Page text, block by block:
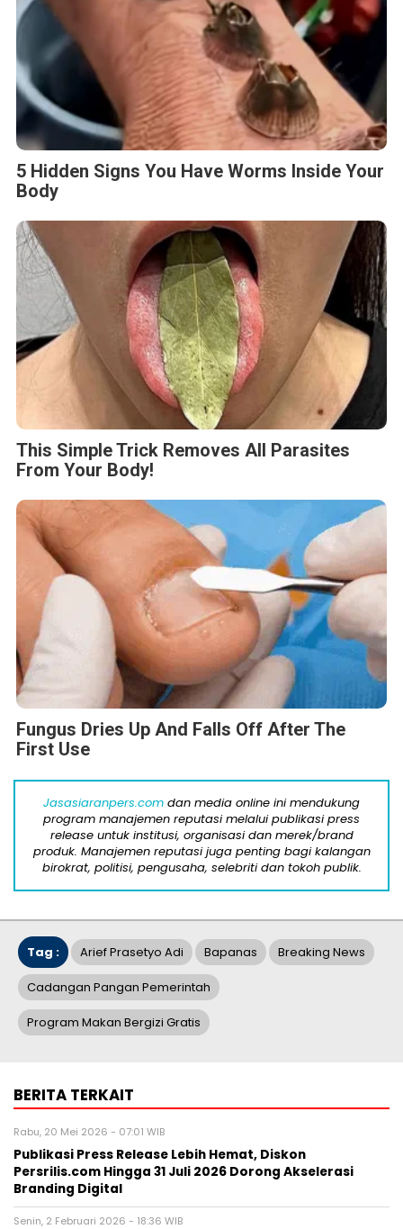
5 Hidden Signs You Have Worms Inside Your
Body
This Simple Trick Removes All Parasites
From Your Body!
Fungus Dries Up And Falls Off After The
First Use
Jasasiaranpers.com dan media online ini mendukung
program manajemen reputasi melalui publikasi press
release untuk institusi, organisasi dan merek/brand
produk. Manajemen reputasi juga penting bagi kalangan
birokrat, politisi, pengusaha, selebriti dan tokoh publik.
Tag : Arief Prasetyo Adi Bapanas Breaking News
Cadangan Pangan Pemerintah
Program Makan Bergizi Gratis
BERITA TERKAIT
Rabu, 20 Mei 2026 - 07:01 WIB
Publikasi Press Release Lebih Hemat, Diskon
Persrilis.com Hingga 31 Juli 2026 Dorong Akselerasi
Branding Digital
Senin, 2 Februari 2026 - 18:36 WIB